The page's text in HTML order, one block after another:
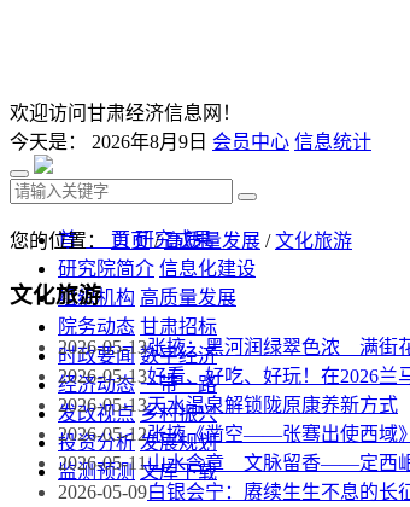
欢迎访问甘肃经济信息网！
今天是： 2026年8月9日 会员中心 信息统计
首 页 研究成果
研究院简介 信息化建设
组织机构 高质量发展
院务动态 甘肃招标
时政要闻 数字经济
经济动态 一带一路
发改视点 乡村振兴
投资分析 发展规划
监测预测 文库下载
您的位置： 首页/高质量发展 /文化旅游
文化旅游
2026-05-13张掖：黑河润绿翠色浓 满街
2026-05-13好看、好吃、好玩！在2026兰
2026-05-13天水温泉解锁陇原康养新方式
2026-05-12张掖《凿空——张骞出使西域
2026-05-11山水含章 文脉留香——定西岷
2026-05-09白银会宁：赓续生生不息的长